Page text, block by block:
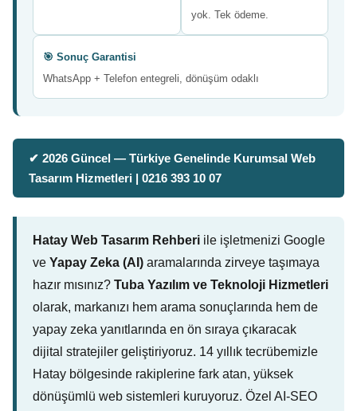
yok. Tek ödeme.
🎯 Sonuç Garantisi
WhatsApp + Telefon entegreli, dönüşüm odaklı
✔ 2026 Güncel — Türkiye Genelinde Kurumsal Web
Tasarım Hizmetleri | 0216 393 10 07
Hatay Web Tasarım Rehberi ile işletmenizi Google
ve Yapay Zeka (AI) aramalarında zirveye taşımaya
hazır mısınız? Tuba Yazılım ve Teknoloji Hizmetleri
olarak, markanızı hem arama sonuçlarında hem de
yapay zeka yanıtlarında en ön sıraya çıkaracak
dijital stratejiler geliştiriyoruz. 14 yıllık tecrübemizle
Hatay bölgesinde rakiplerine fark atan, yüksek
dönüşümlü web sistemleri kuruyoruz. Özel AI-SEO